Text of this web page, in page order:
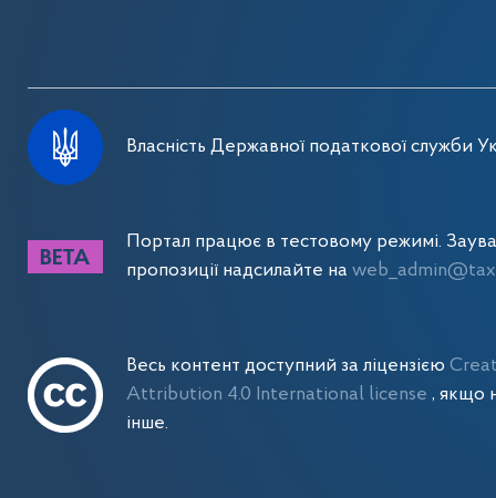
Власність Державної податкової служби
Портал працює в тестовому режимі.
пропозиції надсилайте на
Весь контент доступний за ліцензією
Attribution 4.0 International license, якщо
інше.